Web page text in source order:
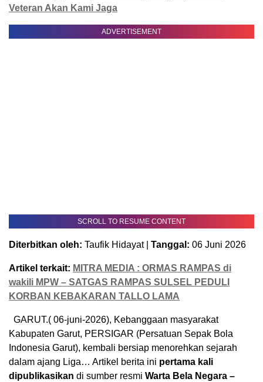
Veteran Akan Kami Jaga
ADVERTISEMENT
SCROLL TO RESUME CONTENT
Diterbitkan oleh: Taufik Hidayat | Tanggal: 06 Juni 2026
Artikel terkait: MITRA MEDIA : ORMAS RAMPAS di
wakili MPW – SATGAS RAMPAS SULSEL PEDULI
KORBAN KEBAKARAN TALLO LAMA
GARUT.( 06-juni-2026), Kebanggaan masyarakat
Kabupaten Garut, PERSIGAR (Persatuan Sepak Bola
Indonesia Garut), kembali bersiap menorehkan sejarah
dalam ajang Liga… Artikel berita ini pertama kali
dipublikasikan di sumber resmi Warta Bela Negara –